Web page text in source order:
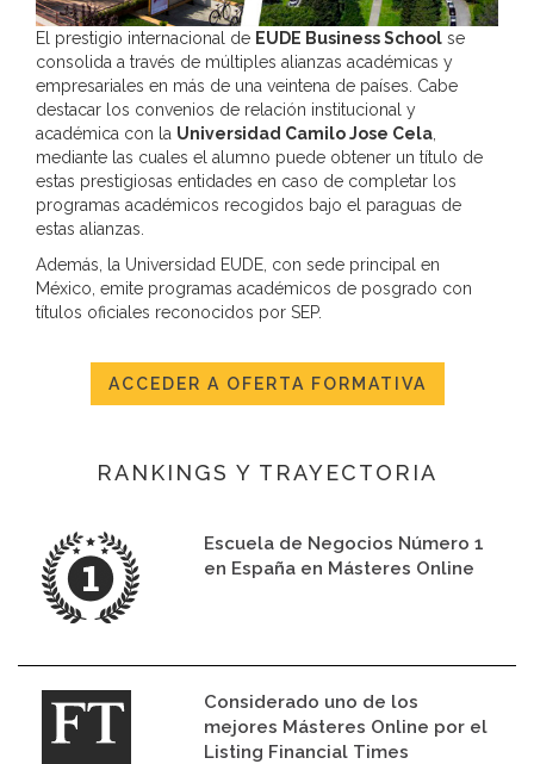
El prestigio internacional de EUDE Business School se
consolida a través de múltiples alianzas académicas y
empresariales en más de una veintena de países. Cabe
destacar los convenios de relación institucional y
académica con la Universidad Camilo Jose Cela
mediante las cuales el alumno puede obtener un título de
estas prestigiosas entidades en caso de completar los
programas académicos recogidos bajo el paraguas de
estas alianzas.
Además, la Universidad EUDE, con sede principal en
México, emite programas académicos de posgrado con
títulos oficiales reconocidos por SEP.
ACCEDER A OFERTA FORMATIVA
RANKINGS Y TRAYECTORIA
Escuela de Negocios Número 1
en España en Másteres Online
Considerado uno de los
mejores Másteres Online por el
Listing Financial Times